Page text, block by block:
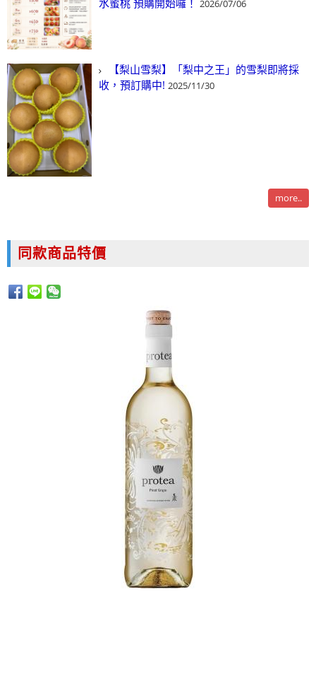
水蜜桃 預購開始囉！ 2026/07/06
【梨山雪梨】「梨中之王」的雪梨即將採
收，預訂購中! 2025/11/30
more..
同款商品特價